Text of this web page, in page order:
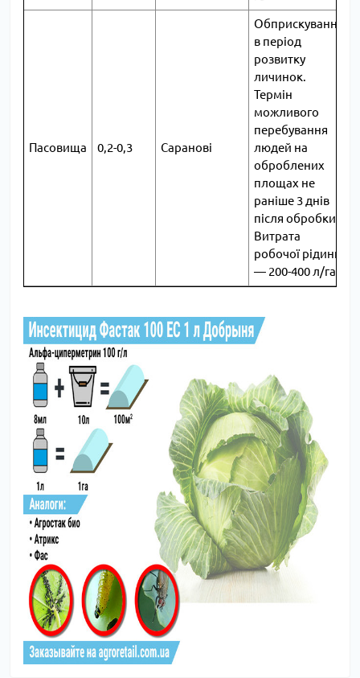
Пасовища 0,2-0,3 Саранові
Обприскування
в період
розвитку
личинок.
Термін
можливого
перебування
людей на
оброблених
площах не
раніше 3 днів
після обробки.
Витрата
робочої рідини
― 200-400 л/га